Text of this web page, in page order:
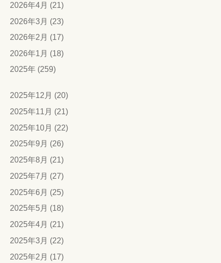
2026年4月 (21)
2026年3月 (23)
2026年2月 (17)
2026年1月 (18)
2025年 (259)
2025年12月 (20)
2025年11月 (21)
2025年10月 (22)
2025年9月 (26)
2025年8月 (21)
2025年7月 (27)
2025年6月 (25)
2025年5月 (18)
2025年4月 (21)
2025年3月 (22)
2025年2月 (17)